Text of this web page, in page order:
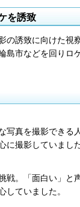
を誘致
の誘致に向けた視
島市などを回りロ
写真を撮影できる
に撮影していました
戦。「面白い」と
していました。